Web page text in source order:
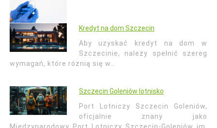
Kredyt na dom Szczecin
Aby uzyskać kredyt na dom w
Szczecinie, należy spełnić szereg
wymagań, które różnią się w…
Szczecin Goleniów lotnisko
Port Lotniczy Szczecin Goleniów,
oficjalnie znany jako